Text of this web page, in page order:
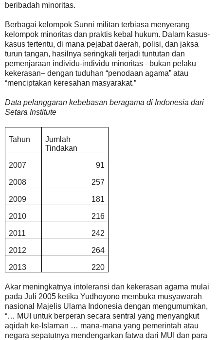
beribadah minoritas.
Berbagai kelompok Sunni militan terbiasa menyerang
kelompok minoritas dan praktis kebal hukum. Dalam kasus-
kasus tertentu, di mana pejabat daerah, polisi, dan jaksa
turun tangan, hasilnya seringkali terjadi tuntutan dan
pemenjaraan individu-individu minoritas –bukan pelaku
kekerasan– dengan tuduhan “penodaan agama” atau
“menciptakan keresahan masyarakat.”
Data pelanggaran kebebasan beragama di Indonesia dari
Setara Institute
Tahun
Jumlah
Tindakan
2007 91
2008 257
2009 181
2010 216
2011 242
2012 264
2013 220
Akar meningkatnya intoleransi dan kekerasan agama mulai
pada Juli 2005 ketika Yudhoyono membuka musyawarah
nasional Majelis Ulama Indonesia dengan mengumumkan,
“… MUI untuk berperan secara sentral yang menyangkut
aqidah ke-Islaman … mana-mana yang pemerintah atau
negara sepatutnya mendengarkan fatwa dari MUI dan para